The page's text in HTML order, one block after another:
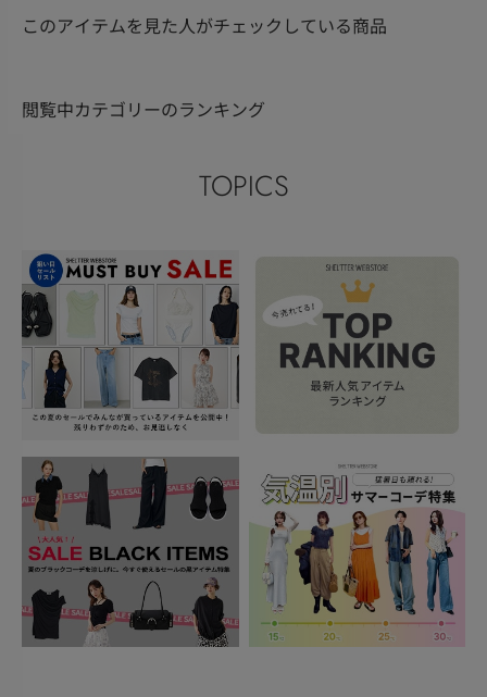
このアイテムを見た人がチェックしている商品
閲覧中カテゴリーのランキング
TOPICS